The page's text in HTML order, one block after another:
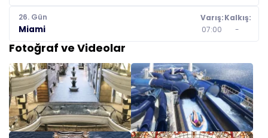
26. Gün
Miami
Varış:
07:00
Kalkış:
-
Fotoğraf ve Videolar